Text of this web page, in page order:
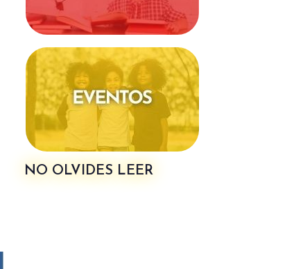
NO OLVIDES LEER